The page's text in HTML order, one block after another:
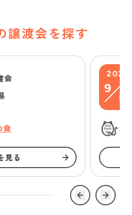
譲渡会を探す
会
会
見る
2026
9
5
浜